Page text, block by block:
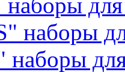
наборы
наборы